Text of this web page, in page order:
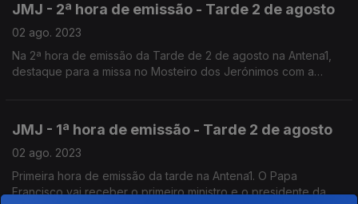
JMJ - 2ª hora de emissão - Tarde 2 de agosto
02 ago. 2023
Na 2ª hora de emissão da Tarde de 2 de agosto na Antena1,
destaque para a missa no Mosteiro dos Jerónimos com a
JMJ - 1ª hora de emissão - Tarde 2 de agosto
02 ago. 2023
Primeira hora de emissão da tarde na Antena1. O Papa
Francisco vai receber o primeiro ministro e o presidente da